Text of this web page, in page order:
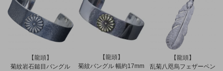
【龍頭】
菊紋岩石鎚目バングル
【龍頭】
菊紋バングル 幅約17mm
【龍頭】
乱菊八咫烏フェザーペン